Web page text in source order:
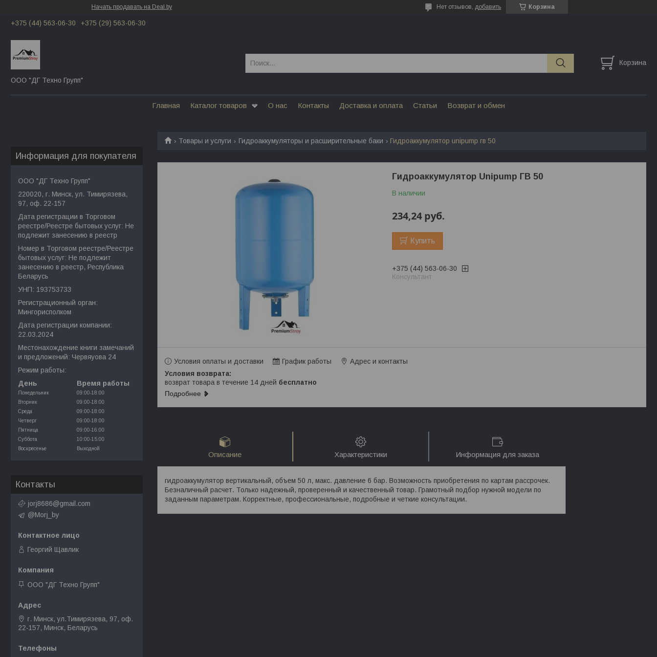
Начать продавать на Deal.by Корзина
Нет отзывов, добавить
+375 (44) 563-06-30 +375 (29) 563-06-30
ООО "ДГ Техно Групп"
Корзина
Главная Каталог товаров О нас Контакты Доставка и оплата Статьи Возврат и обмен
Товары и услуги Гидроаккумуляторы и расширительные баки Гидроаккумулятор unipump гв 50
Гидроаккумулятор Unipump ГВ 50
В наличии
234,24 руб.
Купить
+375 (44) 563-06-30
Консультант
Условия оплаты и доставки График работы Адрес и контакты
возврат товара в течение 14 дней бесплатно
Подробнее
Описание Характеристики Информация для заказа
гидроаккумулятор вертикальный, объем 50 л, макс. давление 6 бар. Возможность приобретения по картам рассрочек.
Безналичный расчет. Только надежный, проверенный и качественный товар. Грамотный подбор нужной модели по
заданным параметрам. Корректные, профессиональные, подробные и четкие консультации.
Информация для покупателя
ООО "ДГ Техно Групп"
220020, г. Минск, ул. Тимирязева,
97, оф. 22-157
Дата регистрации в Торговом
реестре/Реестре бытовых услуг: Не
подлежит занесению в реестр
Номер в Торговом реестре/Реестре
бытовых услуг: Не подлежит
занесению в реестр, Республика
Беларусь
УНП: 193753733
Регистрационный орган:
Мингорисполком
Дата регистрации компании:
22.03.2024
Местонахождение книги замечаний
и предложений: Червяуова 24
Режим работы:
День
Время работы
Понедельник
09:00-18:00
Вторник
09:00-18:00
Среда
09:00-18:00
Четверг
09:00-18:00
Пятница
09:00-16:00
Суббота
10:00-15:00
Воскресенье
Выходной
Контакты
jorj8686@gmail.com
@Morj_by
Георгий Щавлик
ООО "ДГ Техно Групп"
г. Минск, ул.Тимирязева, 97, оф.
22-157, Минск, Беларусь